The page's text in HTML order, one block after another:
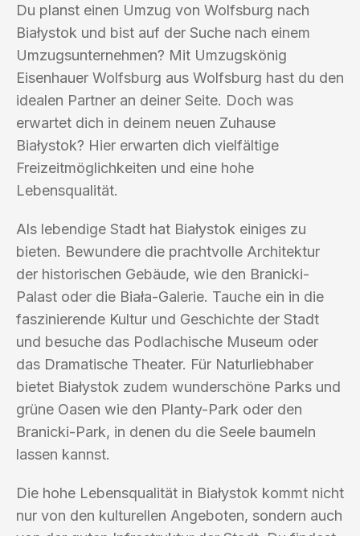
Du planst einen Umzug von Wolfsburg nach
Białystok und bist auf der Suche nach einem
Umzugsunternehmen? Mit Umzugskönig
Eisenhauer Wolfsburg aus Wolfsburg hast du den
idealen Partner an deiner Seite. Doch was
erwartet dich in deinem neuen Zuhause
Białystok? Hier erwarten dich vielfältige
Freizeitmöglichkeiten und eine hohe
Lebensqualität.
Als lebendige Stadt hat Białystok einiges zu
bieten. Bewundere die prachtvolle Architektur
der historischen Gebäude, wie den Branicki-
Palast oder die Biała-Galerie. Tauche ein in die
faszinierende Kultur und Geschichte der Stadt
und besuche das Podlachische Museum oder
das Dramatische Theater. Für Naturliebhaber
bietet Białystok zudem wunderschöne Parks und
grüne Oasen wie den Planty-Park oder den
Branicki-Park, in denen du die Seele baumeln
lassen kannst.
Die hohe Lebensqualität in Białystok kommt nicht
nur von den kulturellen Angeboten, sondern auch